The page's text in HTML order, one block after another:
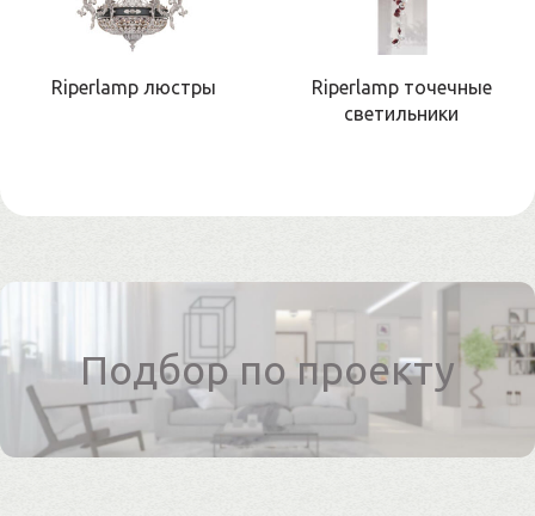
Riperlamp люстры
Riperlamp точечные
светильники
Подбор по проекту